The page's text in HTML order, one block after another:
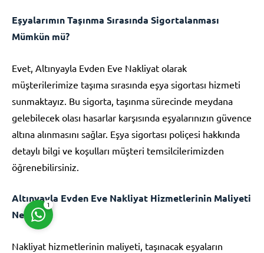
Eşyalarımın Taşınma Sırasında Sigortalanması
Mümkün mü?
Evet, Altınyayla Evden Eve Nakliyat olarak
müşterilerimize taşıma sırasında eşya sigortası hizmeti
sunmaktayız. Bu sigorta, taşınma sürecinde meydana
gelebilecek olası hasarlar karşısında eşyalarınızın güvence
altına alınmasını sağlar. Eşya sigortası poliçesi hakkında
detaylı bilgi ve koşulları müşteri temsilcilerimizden
öğrenebilirsiniz.
Altınyayla Evden Eve Nakliyat Hizmetlerinin Maliyeti
Nedir?
Nakliyat hizmetlerinin maliyeti, taşınacak eşyaların
1